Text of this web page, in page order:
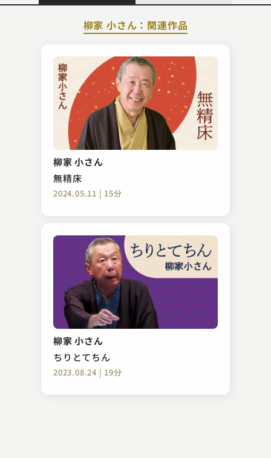
柳家 小さん：関連作品
柳家 小さん
無精床
2024.05.11 | 15分
柳家 小さん
ちりとてちん
2023.08.24 | 19分
金原亭 馬の助
手紙無筆
2023.02.26 | 14分
桂 竹千代
真田小僧
2023.11.10 | 13分